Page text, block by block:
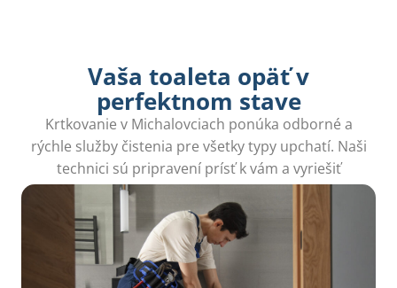
Vaša toaleta opäť v
perfektnom stave
Krtkovanie v Michalovciach ponúka odborné a
rýchle služby čistenia pre všetky typy upchatí. Naši
technici sú pripravení prísť k vám a vyriešiť
problémy do hodiny.